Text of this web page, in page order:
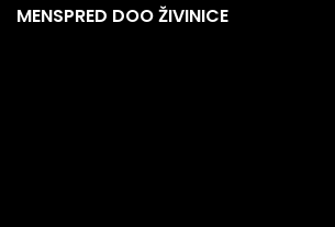
MENSPRED DOO ŽIVINICE